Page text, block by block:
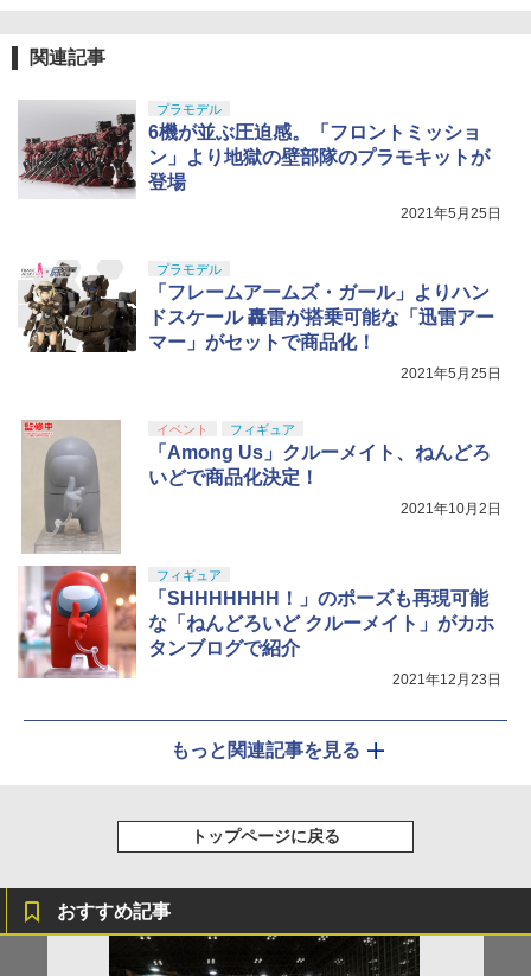
5
NL-06 オートボット コスモス 可動フィ
￥4,440
BANDAI SPIRITS(バンダイ スピリッツ)
HGAW 機動新世紀ガンダムX ガンダムエ
アマスター 1/144スケール 色分け済みプ
￥3,815
GSIクレオス Mr.トップコート 水性プレ
ミアムトップコートスプレー つや消し 8
8ml ホビー用仕上材 B603
関連記事
プラモデル
6機が並ぶ圧迫感。「フロントミッショ
ン」より地獄の壁部隊のプラモキットが
登場
2021年5月25日
プラモデル
「フレームアームズ・ガール」よりハン
ドスケール 轟雷が搭乗可能な「迅雷アー
マー」がセットで商品化！
2021年5月25日
イベント フィギュア
「Among Us」クルーメイト、ねんどろ
いどで商品化決定！
2021年10月2日
フィギュア
「SHHHHHHH！」のポーズも再現可能
な「ねんどろいど クルーメイト」がカホ
タンブログで紹介
2021年12月23日
もっと関連記事を見る
トップページに戻る
おすすめ記事